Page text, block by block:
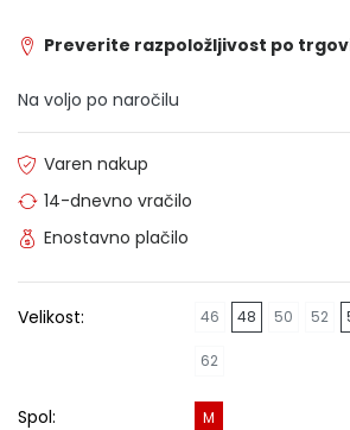
Preverite razpoložljivost po
Na voljo po naročilu
Varen nakup
14-dnevno vračilo
Enostavno plačilo
Velikost: 46 48 50 52
62
Spol: M